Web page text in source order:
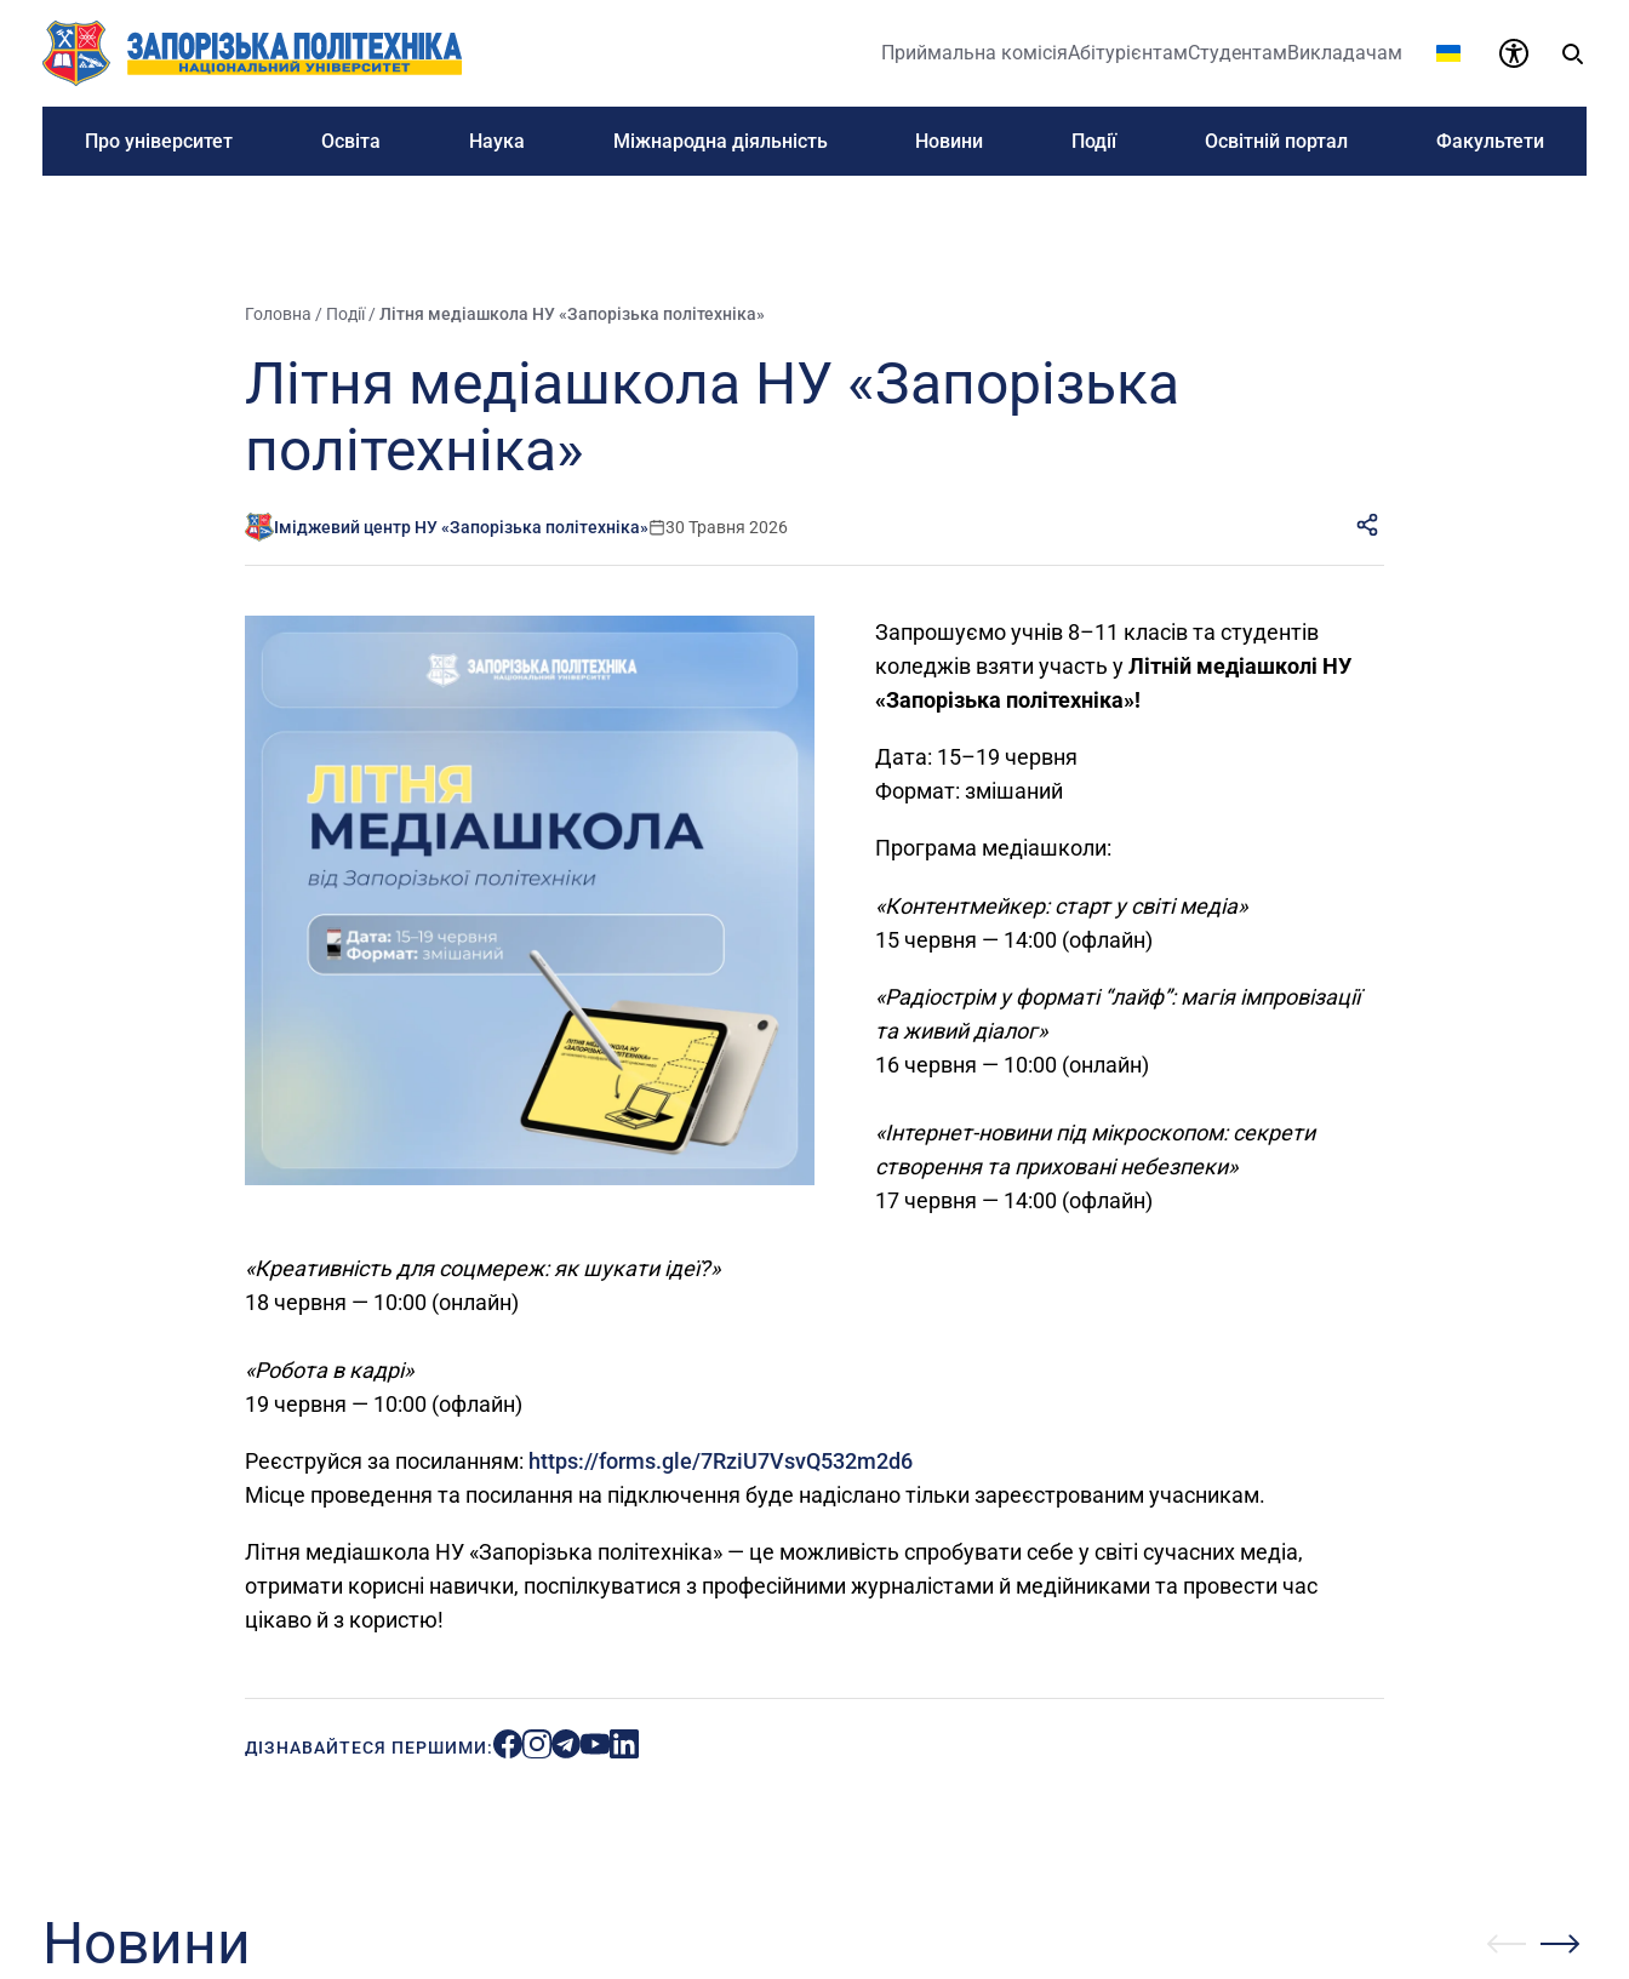
Приймальна комісіяАбітурієнтамСтудентамВикладачам
Про університет Освіта Наука Міжнародна діяльність Новини Події Освітній портал Факультети
Головна / Події/Літня медіашкола НУ «Запорізька політехніка»
Літня медіашкола НУ «Запорізька
політехніка»
Іміджевий центр НУ «Запорізька політехніка» 30 Травня 2026
Запрошуємо учнів 8–11 класів та студентів
коледжів взяти участь уЛітній медіашколі НУ
«Запорізька політехніка»!
Дата: 15–19 червня
Формат: змішаний
Програма медіашколи:
«Контентмейкер: старт у світі медіа»
15 червня — 14:00 (офлайн)
«Радіострім у форматі “лайф”: магія імпровізації
та живий діалог»
16 червня — 10:00 (онлайн)
«Інтернет-новини під мікроскопом: секрети
створення та приховані небезпеки»
17 червня — 14:00 (офлайн)
«Креативність для соцмереж: як шукати ідеї?»
18 червня — 10:00 (онлайн)
«Робота в кадрі»
19 червня — 10:00 (офлайн)
Реєструйся за посиланням: https://forms.gle/7RziU7VsvQ532m2d6
Місце проведення та посилання на підключення буде надіслано тільки зареєстрованим учасникам.
Літня медіашкола НУ «Запорізька політехніка» — це можливість спробувати себе у світі сучасних медіа,
отримати корисні навички, поспілкуватися з професійними журналістами й медійниками та провести час
цікаво й з користю!
ДІЗНАВАЙТЕСЯ ПЕРШИМИ:
Новини